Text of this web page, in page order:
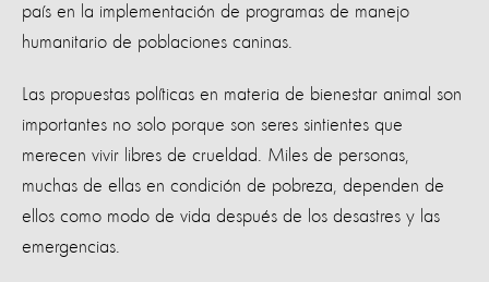
país en la implementación de programas de manejo
humanitario de poblaciones caninas.
Las propuestas políticas en materia de bienestar animal son
importantes no solo porque son seres sintientes que
merecen vivir libres de crueldad. Miles de personas,
muchas de ellas en condición de pobreza, dependen de
ellos como modo de vida después de los desastres y las
emergencias.